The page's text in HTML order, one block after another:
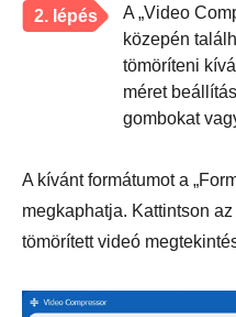
2. lépés
A „Video
közepén
tömöríteni
méret
gombokat
A kívánt formátumot a
megkaphatja. Kattintson az
tömörített videó